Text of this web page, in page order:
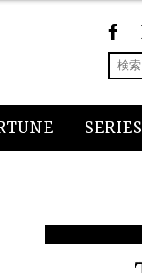
SERIES